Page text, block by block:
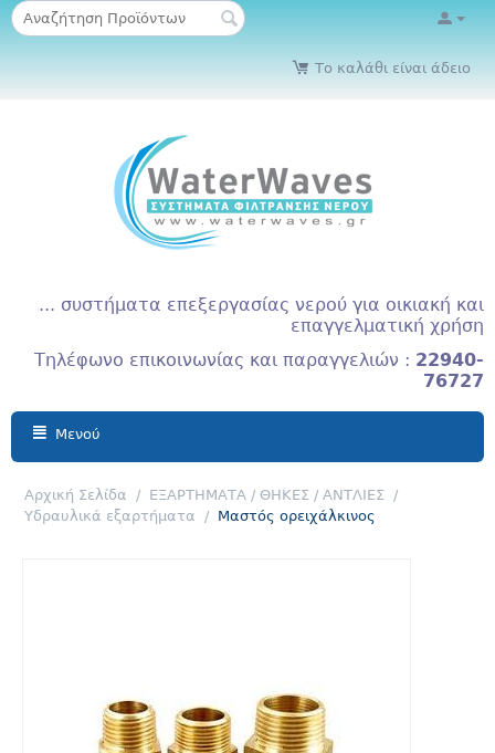
Το καλάθι είναι άδειο
... συστήματα επεξεργασίας νερού για οικιακή και
επαγγελματική χρήση
Τηλέφωνο επικοινωνίας και παραγγελιών : 22940-
76727
Μενού
Αρχική Σελίδα / ΕΞΑΡΤΗΜΑΤΑ / ΘΗΚΕΣ / ΑΝΤΛΙΕΣ /
Υδραυλικά εξαρτήματα
/ Μαστός ορειχάλκινος